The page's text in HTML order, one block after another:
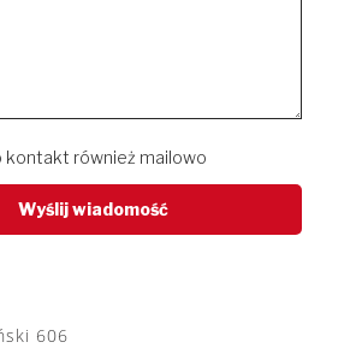
kontakt również mailowo
606